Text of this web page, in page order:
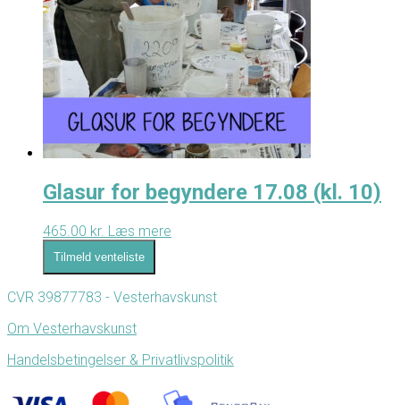
Glasur for begyndere 17.08 (kl. 10)
465.00 kr. Læs mere
Tilmeld venteliste
CVR 39877783 - Vesterhavskunst
Om Vesterhavskunst
Handelsbetingelser & Privatlivspolitik